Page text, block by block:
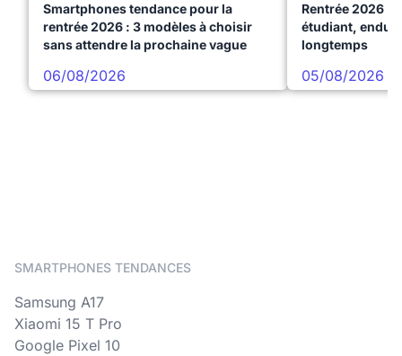
Smartphones tendance pour la
rentrée 2026 : 3 modèles à choisir
sans attendre la prochaine vague
06/08/2026
Rentrée 2026 :
étudiant,
longtemps
05/08/2026
SMARTPHONES TENDANCES
Samsung A17
Xiaomi 15 T Pro
Google Pixel 10